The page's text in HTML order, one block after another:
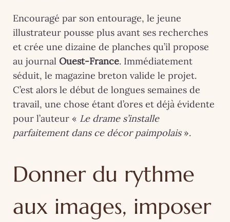
Encouragé par son entourage, le jeune
illustrateur pousse plus avant ses recherches
et crée une dizaine de planches qu’il propose
au journal Ouest-France. Immédiatement
séduit, le magazine breton valide le projet.
C’est alors le début de longues semaines de
travail, une chose étant d’ores et déjà évidente
pour l’auteur « Le drame s’installe
parfaitement dans ce décor paimpolais».
Donner du rythme
aux images, imposer